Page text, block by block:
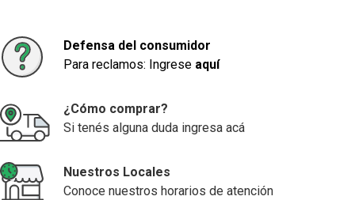
Defensa del consumidor
Para reclamos: Ingrese aquí
¿Cómo comprar?
Si tenés alguna duda ingresa acá
Nuestros Locales
Conoce nuestros horarios de atención